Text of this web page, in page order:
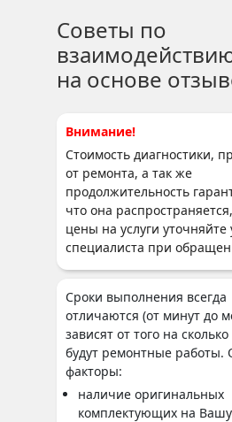
Советы по
на основе
Внимание!
Стоимость диагностики,
от ремонта, а так же
продолжительность
что она
цены на услуги уточняйте
специалиста при
Сроки выполнения всегда
отличаются (от минут до
зависят от того на
будут ремонтные работы.
факторы:
наличие оригинальных
комплектующих на